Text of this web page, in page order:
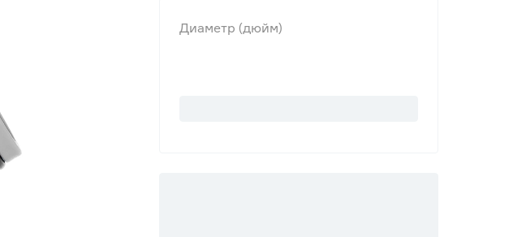
Диаметр (дюйм)